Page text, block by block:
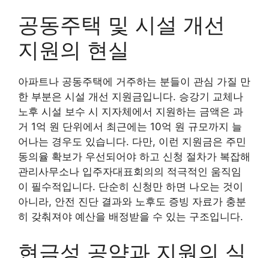
공동주택 및 시설 개선
지원의 현실
아파트나 공동주택에 거주하는 분들이 관심 가질 만
한 부분은 시설 개선 지원금입니다. 승강기 교체나
노후 시설 보수 시 지자체에서 지원하는 금액은 과
거 1억 원 단위에서 최근에는 10억 원 규모까지 늘
어나는 경우도 있습니다. 다만, 이런 지원금은 주민
동의율 확보가 우선되어야 하고 신청 절차가 복잡해
관리사무소나 입주자대표회의의 적극적인 움직임
이 필수적입니다. 단순히 신청만 하면 나오는 것이
아니라, 안전 진단 결과와 노후도 증빙 자료가 충분
히 갖춰져야 예산을 배정받을 수 있는 구조입니다.
현금성 공약과 지원의 실